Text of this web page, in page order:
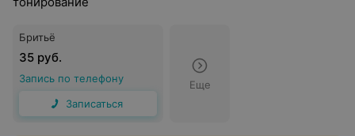
Бритьё
35 руб.
Запись по телефону
Записаться
Еще